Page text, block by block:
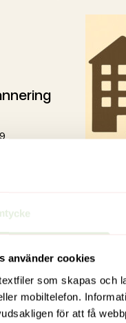
använder cookies
som skapas och
mobiltelefon.
för att få